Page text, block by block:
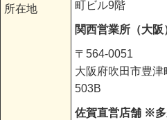
所在地
町ビル9階
関西営業所（大阪
〒564-0051
大阪府吹田市豊
503B
佐賀直営店舗 ※